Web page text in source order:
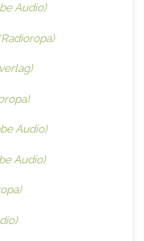
Audio)
Audio)
Audio)